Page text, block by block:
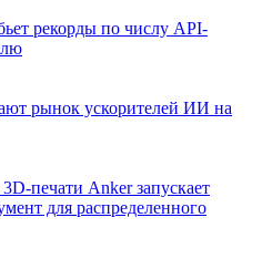
рекорды по числу API-
рынок ускорителей ИИ на
печати Anker запускает
для распределенного